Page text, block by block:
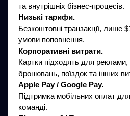
та внутрішніх бізнес-процесів.
Низькі тарифи.
Безкоштовні транзакції, лише
умови поповнення.
Корпоративні витрати.
Картки підходять для реклами,
бронювань, поїздок та інших
Apple Pay / Google Pay.
Підтримка мобільних оплат
команді.